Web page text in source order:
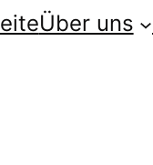
Über uns